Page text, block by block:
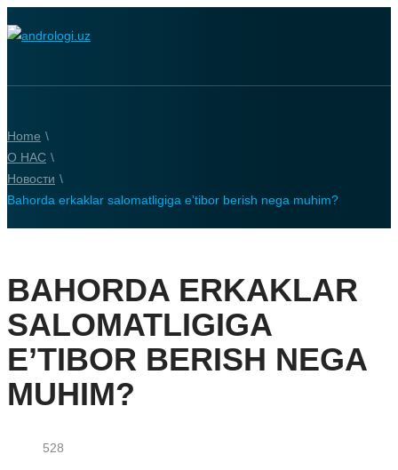
Home \
О НАС \
Новости \
Bahorda erkaklar salomatligiga e’tibor berish nega muhim?
BAHORDA ERKAKLAR
SALOMATLIGIGA
E’TIBOR BERISH NEGA
MUHIM?
528